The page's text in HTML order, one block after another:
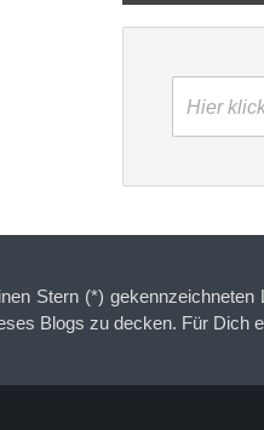
Hier
Stern (*)
Blogs zu decken. Für Dich